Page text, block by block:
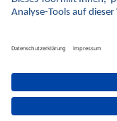
Kontakt
Wir behalten uns vor, für
Alle Angebote freibleibend